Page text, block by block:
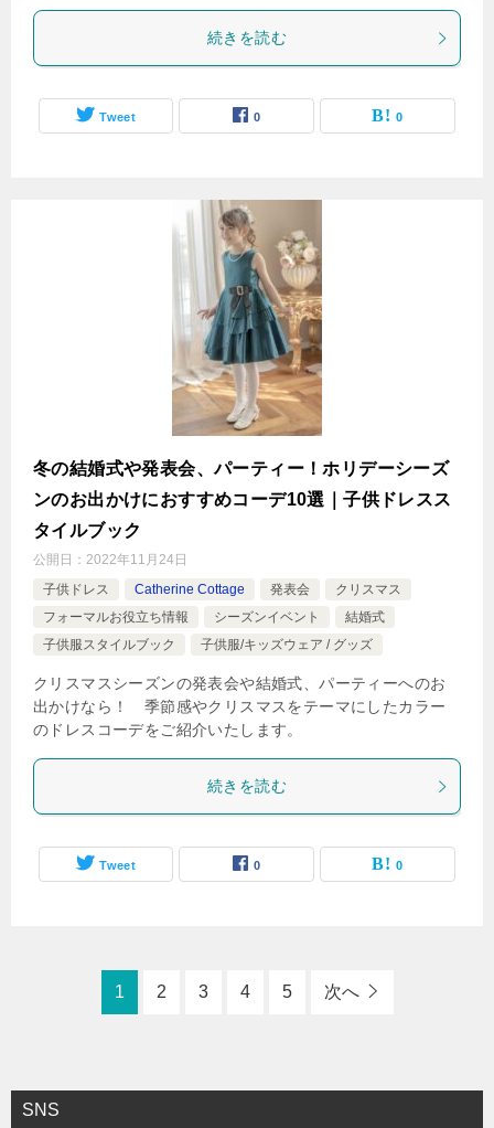
続きを読む
Tweet 0 0
冬の結婚式や発表会、パーティー！ホリデーシーズ
ンのお出かけにおすすめコーデ10選｜子供ドレスス
タイルブック
公開日： 2022年11月24日
子供ドレス
Catherine Cottage 発表会
クリスマス
フォーマルお役立ち情報
シーズンイベント
結婚式
子供服スタイルブック
子供服/キッズウェア / グッズ
クリスマスシーズンの発表会や結婚式、パーティーへのお
出かけなら！ 季節感やクリスマスをテーマにしたカラー
のドレスコーデをご紹介いたします。
続きを読む
Tweet 0 0
1 2 3 4 5 次へ
SNS